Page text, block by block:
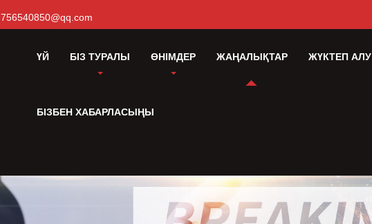
756540850@qq.com
ҮЙ БІЗ ТУРАЛЫ ӨНІМДЕР ЖАҢАЛЫҚТАР ЖҮКТЕП АЛУ
БІЗБЕН ХАБАРЛАСЫҢЫ